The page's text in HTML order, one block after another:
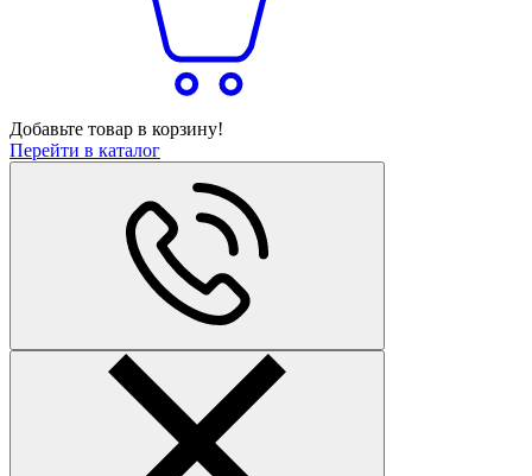
Добавьте товар в корзину!
Перейти в каталог